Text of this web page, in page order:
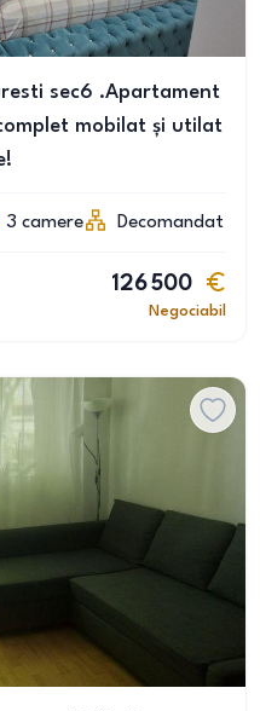
sec6 .Apartament
mobilat și utilat
3 camere Decomandat
126 500
Negociabil